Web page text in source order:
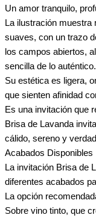
Un amor tranquilo,
La ilustración muestra
suaves, con un trazo
los campos abiertos,
sencilla de lo auténtico.
Su estética es ligera,
que sienten afinidad
Es una invitación que
Brisa de Lavanda
cálido, sereno y
Acabados Disponibles
La invitación Brisa de
diferentes acabados
La opción
Sobre vino tinto, que